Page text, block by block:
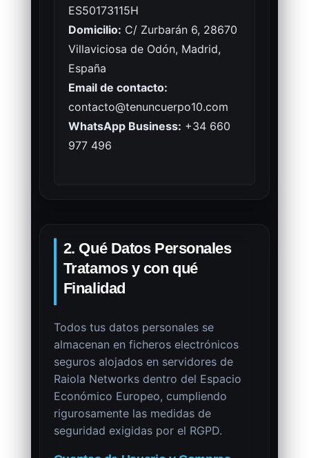
ES50173115H
Domicilio: C/ Zurbarán 6, 28670
Villaviciosa de Odón, Madrid,
España
Email de contacto:
contacto@tenuncuerpo10.com
WhatsApp Business: +34 660
977 496
2. Qué Datos Personales
Tratamos y con qué
Finalidad
Todos tus datos personales se
almacenan en ficheros electrónicos
seguros alojados en servidores de
Raiola Networks dentro del Espacio
Económico Europeo, cumpliendo
rigurosamente las medidas de
seguridad exigidas por el RGPD.